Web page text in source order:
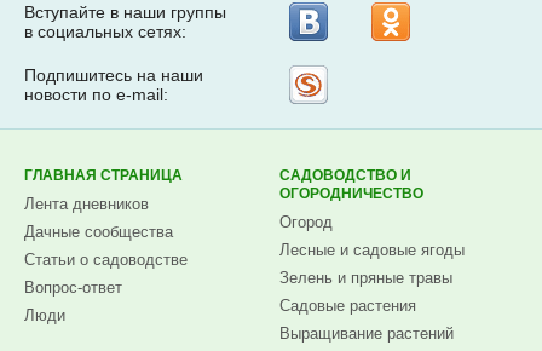
Вступайте в наши группы
в социальных сетях:
Подпишитесь на наши
новости по e-mail:
ГЛАВНАЯ СТРАНИЦА
Лента дневников
Дачные сообщества
Статьи о садоводстве
Вопрос-ответ
Люди
САДОВОДСТВО И
ОГОРОДНИЧЕСТВО
Огород
Лесные и садовые ягоды
Зелень и пряные травы
Садовые растения
Выращивание растений